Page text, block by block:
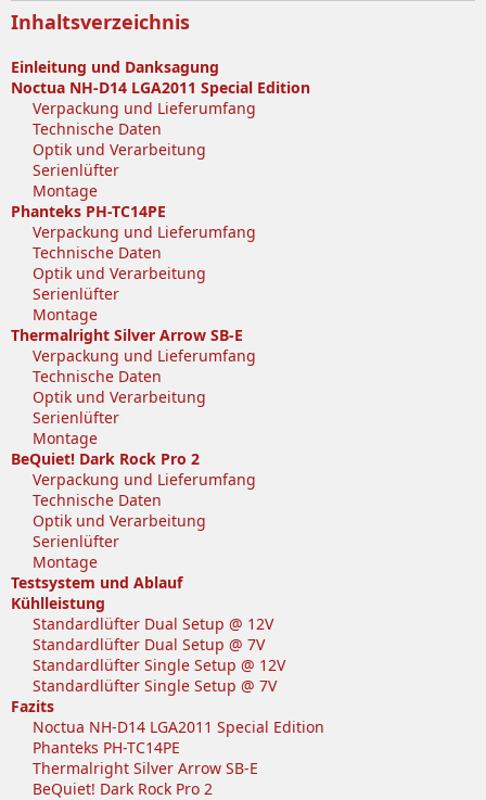
Inhaltsverzeichnis
Einleitung und Danksagung
Noctua NH-D14 LGA2011 Special Edition
Verpackung und Lieferumfang
Technische Daten
Optik und Verarbeitung
Serienlüfter
Montage
Phanteks PH-TC14PE
Verpackung und Lieferumfang
Technische Daten
Optik und Verarbeitung
Serienlüfter
Montage
Thermalright Silver Arrow SB-E
Verpackung und Lieferumfang
Technische Daten
Optik und Verarbeitung
Serienlüfter
Montage
BeQuiet! Dark Rock Pro 2
Verpackung und Lieferumfang
Technische Daten
Optik und Verarbeitung
Serienlüfter
Montage
Testsystem und Ablauf
Kühlleistung
Standardlüfter Dual Setup @ 12V
Standardlüfter Dual Setup @ 7V
Standardlüfter Single Setup @ 12V
Standardlüfter Single Setup @ 7V
Fazits
Noctua NH-D14 LGA2011 Special Edition
Phanteks PH-TC14PE
Thermalright Silver Arrow SB-E
BeQuiet! Dark Rock Pro 2